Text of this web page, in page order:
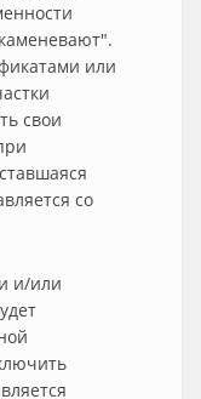
или
свои
со
и/или